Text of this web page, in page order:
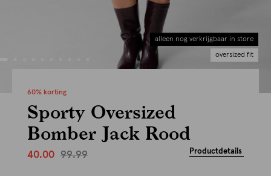
alleen nog verkrijgbaar in store
oversized fit
60% korting
Sporty Oversized
Bomber Jack Rood
40.00 99.99 Productdetails